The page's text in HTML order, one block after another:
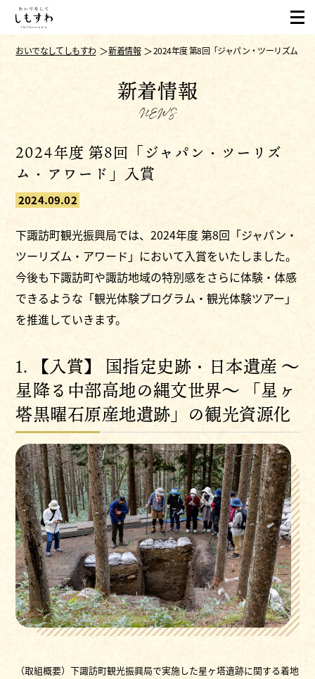
おいでなしてしもすわ 新着情報 2024年度 第8回「ジャパン・ツーリズム・
新着情報
NEWS
2024年度 第8回「ジャパン・ツーリズ
ム・アワード」入賞
2024.09.02
下諏訪町観光振興局では、2024年度 第8回「ジャパン・
ツーリズム・アワード」において入賞をいたしました。
今後も下諏訪町や諏訪地域の特別感をさらに体験・体感
できるような「観光体験プログラム・観光体験ツアー」
を推進していきます。
1. 【入賞】 国指定史跡・日本遺産 〜
星降る中部高地の縄文世界〜 「星ヶ
塔黒曜石原産地遺跡」 の観光資源化
（取組概要）下諏訪町観光振興局で実施した星ヶ塔遺跡に関する着地